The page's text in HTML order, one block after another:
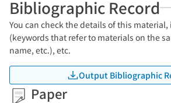
Bibliographic Record
You can check the details of this
(keywords that refer to materials on the
name, etc.), etc.
Output Bibliographic
Paper